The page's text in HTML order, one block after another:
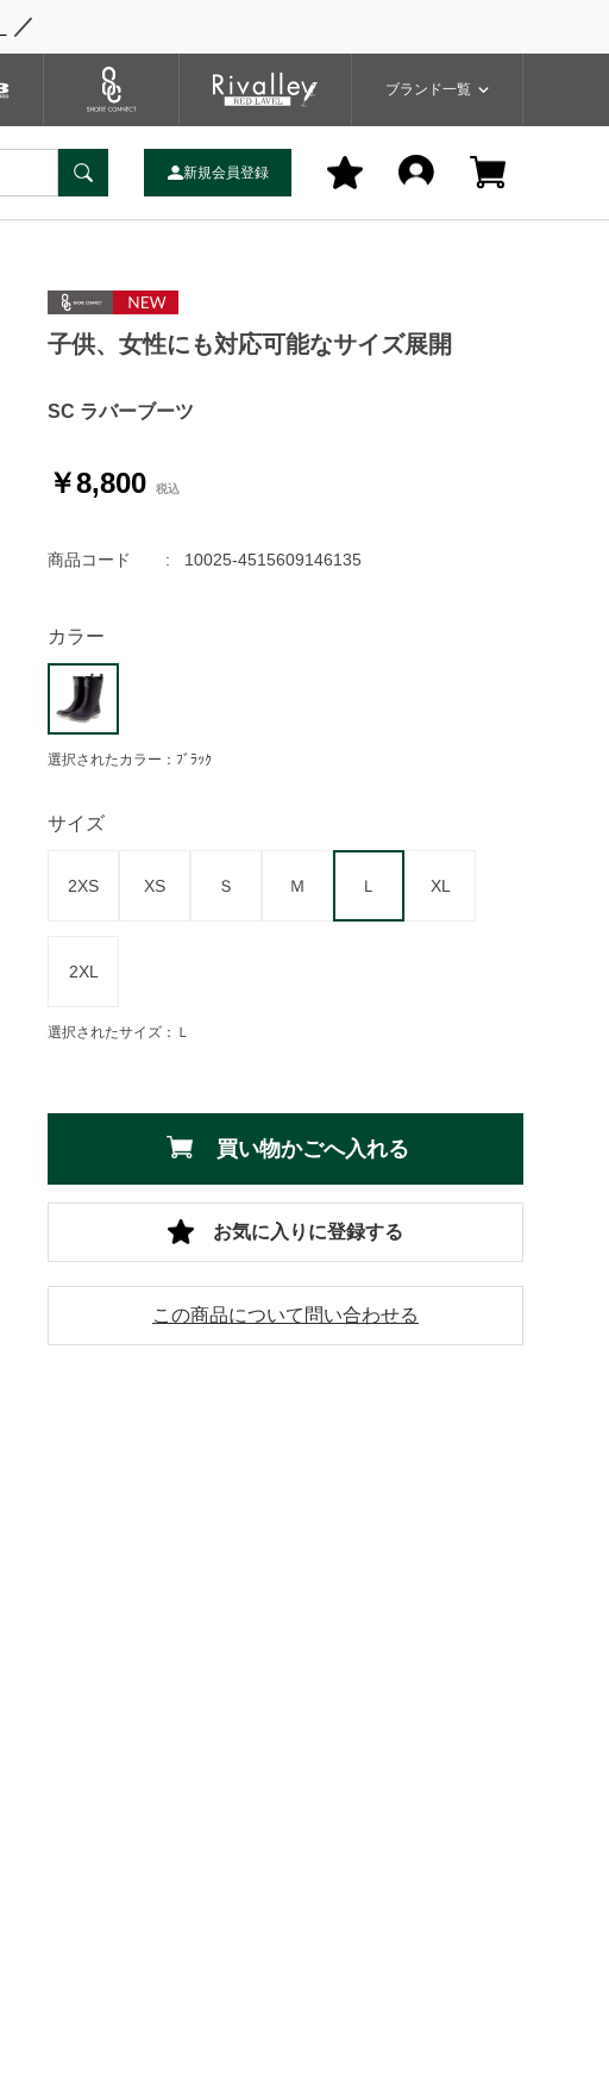
／
ブランド一覧
新規会員登録
キャップ
子供、女性にも対応可能なサイズ展開
SC ラバーブーツ
￥8,800
商品コード 10025-4515609146135
カラー
選択されたカラー：ﾌﾞﾗｯｸ
サイズ
2XS XS Ｓ Ｍ Ｌ XL
2XL
選択されたサイズ：Ｌ
買い物かごへ入れる
この商品について問い合わせる
お気に入りに登録する